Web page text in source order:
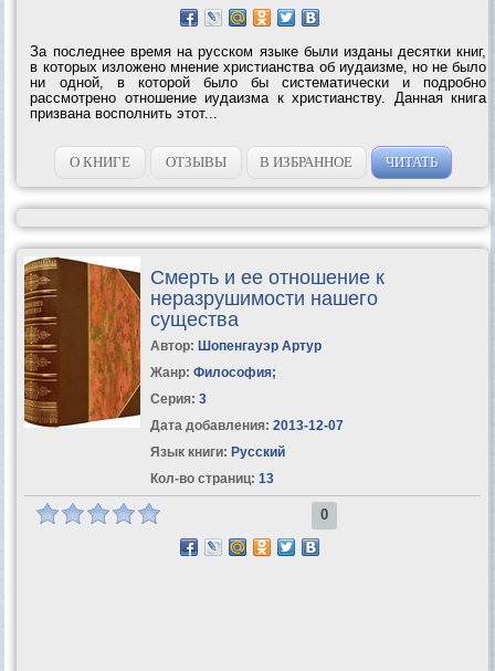
За последнее время на русском языке были изданы десятки книг,
в которых изложено мнение христианства об иудаизме, но не было
ни одной, в которой было бы систематически и подробно
рассмотрено отношение иудаизма к христианству. Данная книга
призвана восполнить этот...
О КНИГЕ ОТЗЫВЫ В ИЗБРАННОЕ ЧИТАТЬ
Смерть и ее отношение к
неразрушимости нашего
существа
Автор: Шопенгауэр Артур
Жанр: Философия;
Серия: 3
Дата добавления: 2013-12-07
Язык книги: Русский
Кол-во страниц: 13
0